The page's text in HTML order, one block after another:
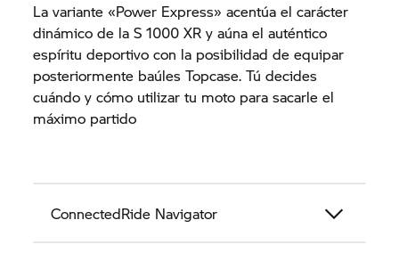
La variante «Power Express» acentúa el carácter
dinámico de laS 1000 XR y aúna el auténtico
espíritu deportivo con la posibilidad de equipar
posteriormente baúles Topcase. Tú decides
cuándo y cómo utilizar tu moto para sacarle el
máximo partido
ConnectedRide Navigator